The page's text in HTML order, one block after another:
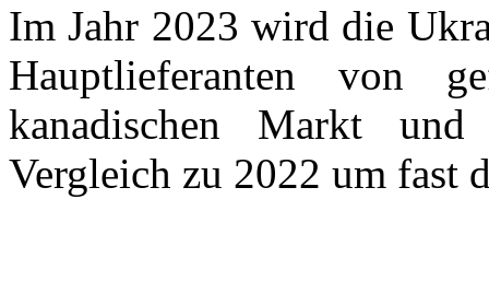
Im Jahr 2023 wird die
Hauptlieferanten von
kanadischen Markt
Vergleich zu 2022 um fast